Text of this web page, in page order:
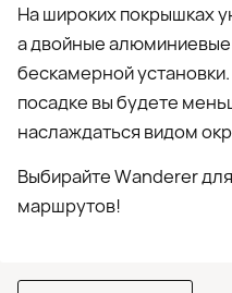
На широких покрышках
а двойные
бескамерной
посадке вы будете
наслаждаться видом
Выбирайте Wanderer
маршрутов!